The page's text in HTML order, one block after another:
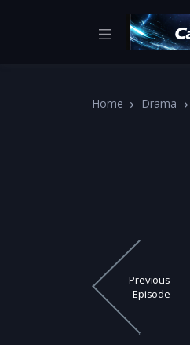
Home Drama
Previous
Episode